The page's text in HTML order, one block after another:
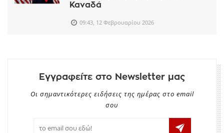
Καναδά
09:43, 12 Φεβρουαρίου 2026
Εγγραφείτε στο Newsletter μας
Οι σημαντικότερες ειδήσεις της ημέρας στο email
σου